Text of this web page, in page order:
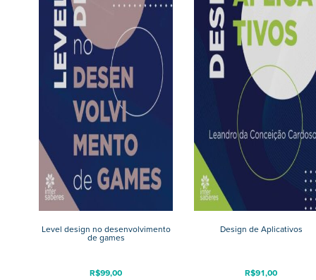
Level design no desenvolvimento
de games
R$99,00
Design de Aplicativos
R$91,00